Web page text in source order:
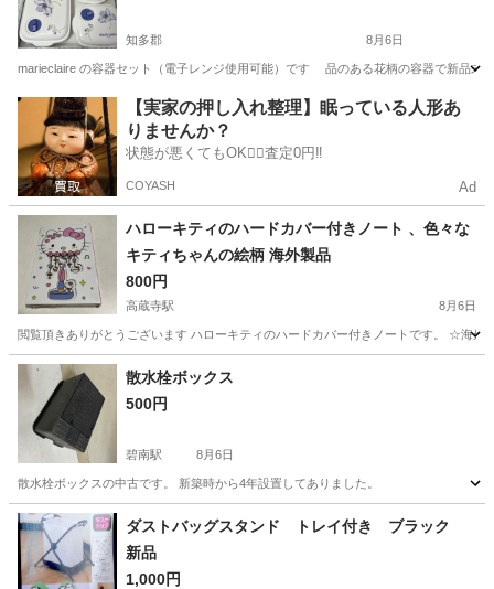
知多郡 8月6日
marieclaire の容器セット（電子レンジ使用可能）です 品のある花柄の容器で新品未
愛知 知多郡 家庭用品
【実家の押し入れ整理】眠っている人形あ
りませんか？
状態が悪くてもOK🙆‍♀️査定0円‼️
COYASH Ad
ハローキティのハードカバー付きノート 、色々な
キティちゃんの絵柄 海外製品
800円
高蔵寺駅 8月6日
閲覧頂きありがとうございます ハローキティのハードカバー付きノートです。 ☆海
愛知 春日井市 高蔵寺駅
散水栓ボックス
500円
碧南駅 8月6日
散水栓ボックスの中古です。 新築時から4年設置してありました。
愛知 碧南市 碧南駅 その他 ボックス
ダストバッグスタンド トレイ付き ブラック
新品
1,000円